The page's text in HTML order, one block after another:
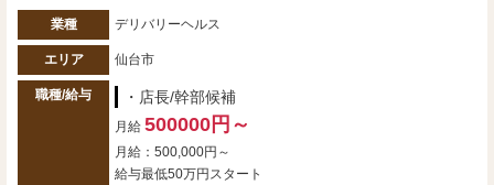
業種 デリバリーヘルス
エリア 仙台市
職種/給与 ・店長/幹部候補
月給 500000円～
月給：500,000円～
給与最低50万円スタート